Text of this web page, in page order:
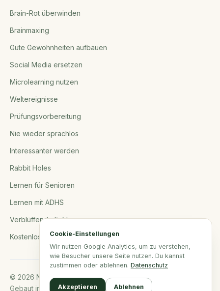
Cookie-Einstellungen
Wir nutzen Google Analytics, um zu verstehen,
wie Besucher unsere Seite nutzen. Du kannst
zustimmen oder ablehnen. Datenschutz
Akzeptieren Ablehnen
Brain-Rot überwinden
Brainmaxing
Gute Gewohnheiten aufbauen
Social Media ersetzen
Microlearning nutzen
Weltereignisse
Prüfungsvorbereitung
Nie wieder sprachlos
Interessanter werden
Rabbit Holes
Lernen für Senioren
Lernen mit ADHS
Verblüffende Fakten
Kostenlose Tools
© 2026 NerdSip.com. Alle Rechte vorbehalten.
Gebaut in Norddeutschland.